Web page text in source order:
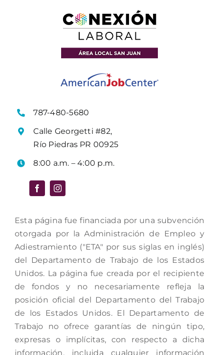
787-480-5680
Calle Georgetti #82,
Río Piedras PR 00925
8:00 a.m. – 4:00 p.m.
Esta página fue financiada por una subvención
otorgada por la Administración de Empleo y
Adiestramiento ("ETA" por sus siglas en inglés)
del Departamento de Trabajo de los Estados
Unidos. La página fue creada por el recipiente
de fondos y no necesariamente refleja la
posición oficial del Departamento del Trabajo
de los Estados Unidos. El Departamento de
Trabajo no ofrece garantías de ningún tipo,
expresas o implícitas, con respecto a dicha
información, incluida cualquier información